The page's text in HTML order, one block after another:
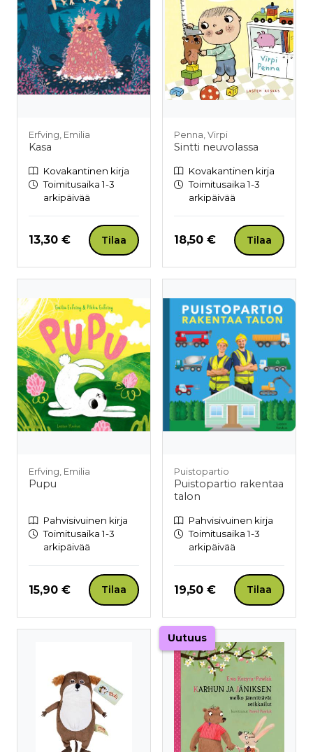
Erfving, Emilia
Kasa
Kovakantinen kirja
Toimitusaika 1-3
arkipäivää
Hinta nyt
13,30 € Tilaa
Penna, Virpi
Sintti neuvolassa
Kovakantinen kirja
Toimitusaika 1-3
arkipäivää
Hinta nyt
18,50 € Tilaa
Erfving, Emilia
Pupu
Pahvisivuinen kirja
Toimitusaika 1-3
arkipäivää
Hinta nyt
15,90 € Tilaa
Puistopartio
Puistopartio rakentaa
talon
Pahvisivuinen kirja
Toimitusaika 1-3
arkipäivää
Hinta nyt
19,50 € Tilaa
Uutuus